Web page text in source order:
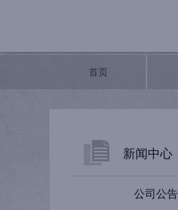
首页
新闻中心
公司公告